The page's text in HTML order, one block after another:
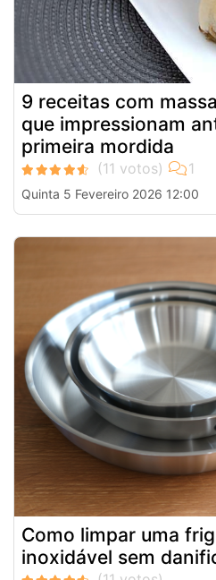
9 receitas com
que impressionam
primeira mordida
Quinta 5 Fevereiro 2026 12:00
Como limpar uma
inoxidável sem